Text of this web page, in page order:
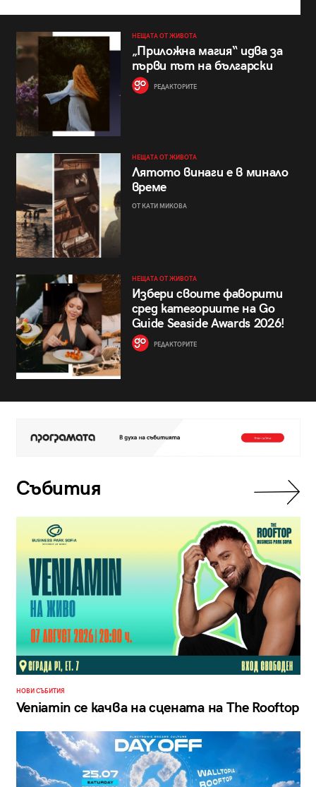
НЕЩАТА ОТ ЖИВОТА
„Приложна магия“ идва за
първи път на български
РЕДАКТОРИТЕ
НЕЩАТА ОТ ЖИВОТА
Лятото винаги е в минало
време
ОТ КАТИ МИКОВА
НЕЩАТА ОТ ЖИВОТА
Избери своите фаворити
сред категориите на Go
Guide Seaside Awards 2026!
РЕДАКТОРИТЕ
Събития
НОВИ СЪБИТИЯ
Veniamin се качва на сцената на The Rooftop